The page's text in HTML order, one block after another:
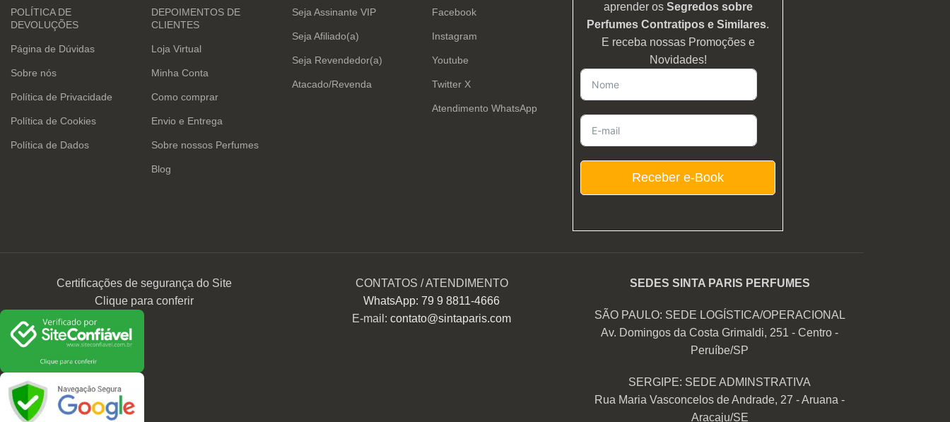
POLÍTICA DE
DEVOLUÇÕES
Página de Dúvidas
Sobre nós
Política de Privacidade
Política de Cookies
Política de Dados
DEPOIMENTOS DE
CLIENTES
Loja Virtual
Minha Conta
Como comprar
Envio e Entrega
Sobre nossos Perfumes
Blog
Seja Assinante VIP
Seja Afiliado(a)
Seja Revendedor(a)
Atacado/Revenda
Facebook
Instagram
Youtube
Twitter X
Atendimento WhatsApp
aprender os Segredos sobre
Perfumes Contratipos e Similares.
E receba nossas Promoções e
Novidades!
Receber e-Book
Certificações de segurança do Site
Clique para conferir
CONTATOS / ATENDIMENTO
WhatsApp: 79 9 8811-4666
E-mail:contato@sintaparis.com
SEDES SINTA PARIS PERFUMES
SÃO PAULO: SEDE LOGÍSTICA/OPERACIONAL
Av. Domingos da Costa Grimaldi, 251 - Centro -
Peruíbe/SP
SERGIPE: SEDE ADMINSTRATIVA
Rua Maria Vasconcelos de Andrade, 27 - Aruana -
Aracaju/SE